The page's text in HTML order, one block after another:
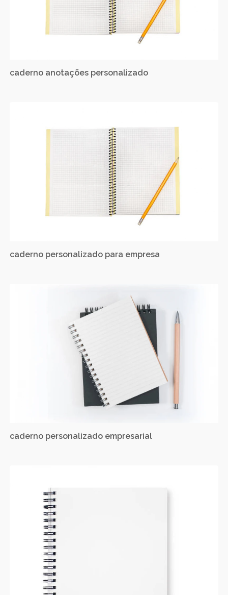
caderno anotações personalizado
caderno personalizado para empresa
caderno personalizado empresarial